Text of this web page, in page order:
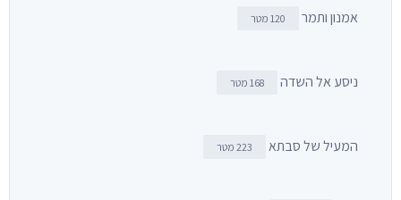
אמנון ותמר 120 מטר
ניסע אל השדה 168 מטר
המעיל של סבתא 223 מטר